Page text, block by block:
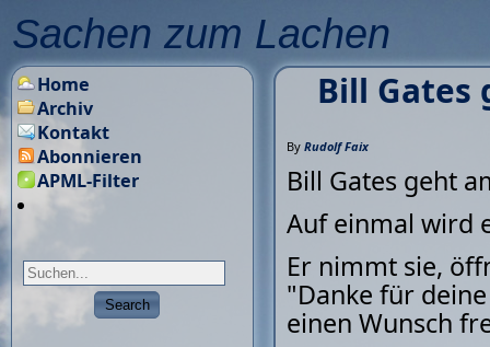
Sachen zum Lachen
Bill Gates
By Rudolf Faix
Bill Gates geht
Auf einmal wird
Er nimmt sie,
"Danke für
einen Wunsch
Home
Archiv
Kontakt
Abonnieren
APML-Filter